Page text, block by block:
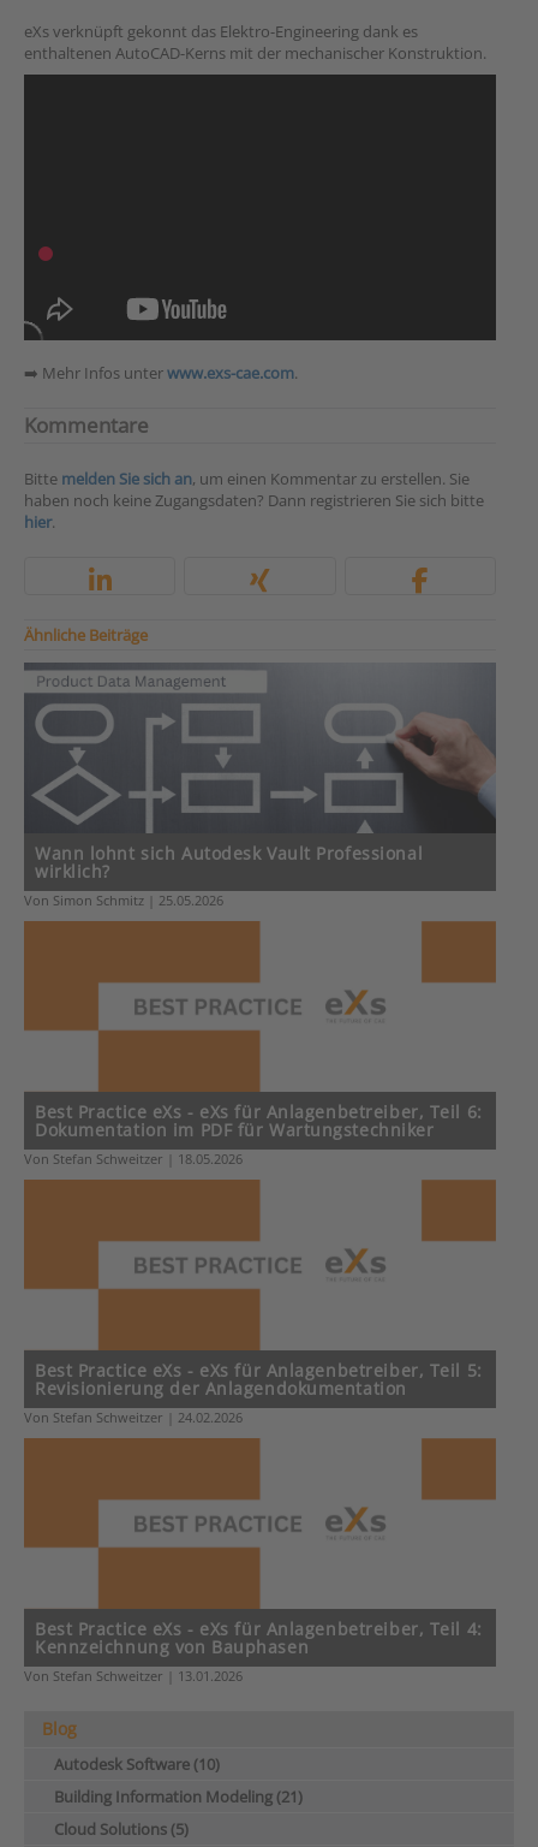
eXs verknüpft gekonnt das Elektro-Engineering dank es
enthaltenen AutoCAD-Kerns mit der mechanischer Konstruktion.
➡️ Mehr Infos unterwww.exs-cae.com.
Kommentare
Bitte melden Sie sich an, um einen Kommentar zu erstellen. Sie
haben noch keine Zugangsdaten? Dann registrieren Sie sich bitte
hier.
Ähnliche Beiträge
Wann lohnt sich Autodesk Vault Professional
wirklich?
Von Simon Schmitz | 25.05.2026
Best Practice eXs - eXs für Anlagenbetreiber, Teil 6:
Dokumentation im PDF für Wartungstechniker
Von Stefan Schweitzer | 18.05.2026
Best Practice eXs - eXs für Anlagenbetreiber, Teil 5:
Revisionierung der Anlagendokumentation
Von Stefan Schweitzer | 24.02.2026
Best Practice eXs - eXs für Anlagenbetreiber, Teil 4:
Kennzeichnung von Bauphasen
Von Stefan Schweitzer | 13.01.2026
Blog
Autodesk Software (10)
Building Information Modeling (21)
Cloud Solutions (5)